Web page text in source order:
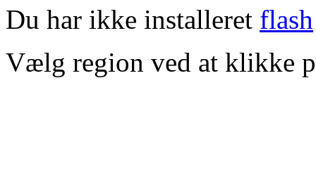
Du har ikke installeret flash
Vælg region ved at klikke